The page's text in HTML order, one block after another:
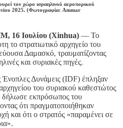
τον χώρο ισραηλινού αεροπορικού
2025. (Φωτογραφία: Ammar
Ιουλίου (Xinhua) — Το
το στρατιωτικό αρχηγείο του
Δαμασκό, τραυματίζοντας
και συριακές πηγές.
Ένοπλες Δυνάμεις (IDF) έπληξαν
του συριακού καθεστώτος
δήλωσε εκπρόσωπος του
ότι πραγματοποιήθηκαν
και ότι ο στρατός «παραμένει σε